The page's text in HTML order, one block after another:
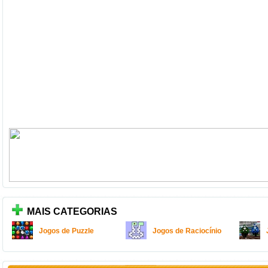
MAIS CATEGORIAS
Jogos de Puzzle Jogos de Raciocínio